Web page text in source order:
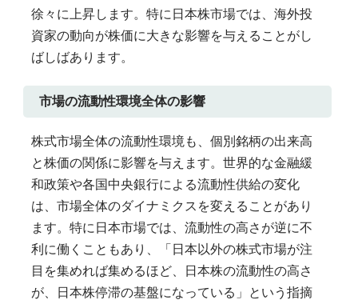
徐々に上昇します。特に日本株市場では、海外投
資家の動向が株価に大きな影響を与えることがし
ばしばあります。
市場の流動性環境全体の影響
株式市場全体の流動性環境も、個別銘柄の出来高
と株価の関係に影響を与えます。世界的な金融緩
和政策や各国中央銀行による流動性供給の変化
は、市場全体のダイナミクスを変えることがあり
ます。特に日本市場では、流動性の高さが逆に不
利に働くこともあり、「日本以外の株式市場が注
目を集めれば集めるほど、日本株の流動性の高さ
が、日本株停滞の基盤になっている」という指摘